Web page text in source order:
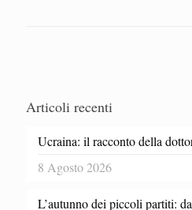
Articoli recenti
Ucraina: il racconto della
8 Agosto 2026
L’autunno dei piccoli partiti: